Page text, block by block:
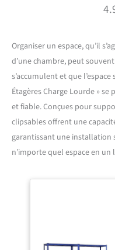
Organiser un espace, qu’il
d’une chambre, peut
s’accumulent et que
Étagères Charge Lourde »
et fiable. Conçues pour
clipsables offrent une
garantissant une
n’importe quel espace en